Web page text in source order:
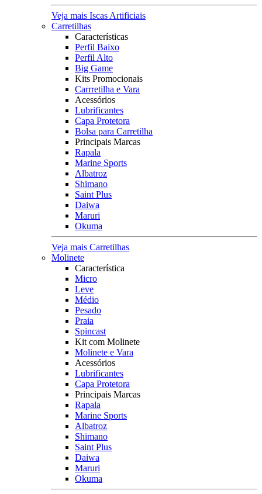
Veja mais Iscas Artificiais
Carretilhas
Características
Perfil Baixo
Perfil Alto
Big Game
Kits Promocionais
Carrretilha e Vara
Acessórios
Lubrificantes
Capa Protetora
Bolsa para Carretilha
Principais Marcas
Rapala
Marine Sports
Albatroz
Shimano
Saint Plus
Daiwa
Maruri
Okuma
Veja mais Carretilhas
Molinete
Característica
Micro
Leve
Médio
Pesado
Praia
Spincast
Kit com Molinete
Molinete e Vara
Acessórios
Lubrificantes
Capa Protetora
Principais Marcas
Rapala
Marine Sports
Albatroz
Shimano
Saint Plus
Daiwa
Maruri
Okuma